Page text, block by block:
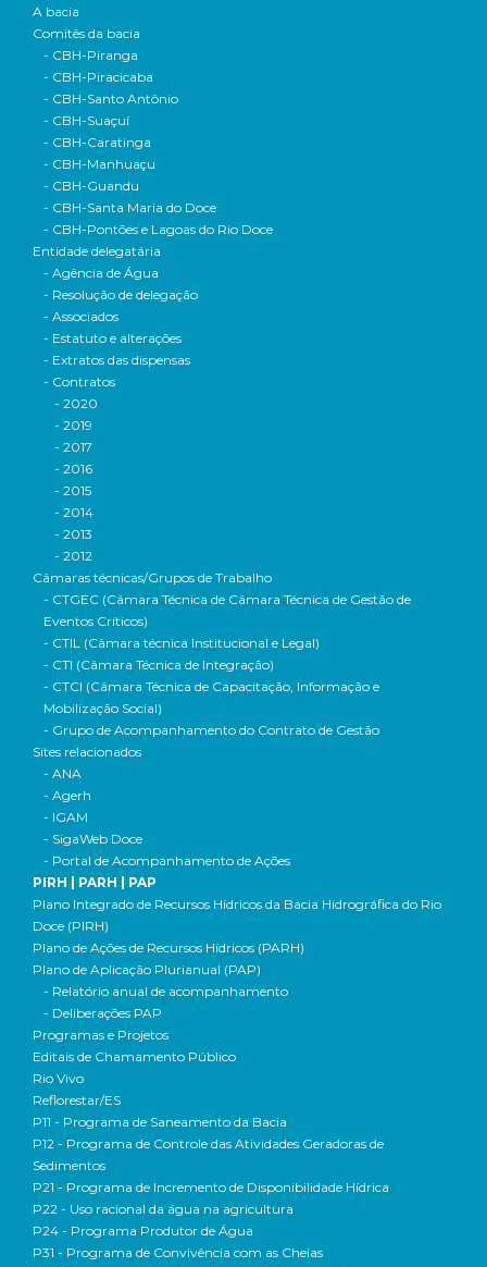
A bacia
Comitês da bacia
- CBH-Piranga
- CBH-Piracicaba
- CBH-Santo Antônio
- CBH-Suaçuí
- CBH-Caratinga
- CBH-Manhuaçu
- CBH-Guandu
- CBH-Santa Maria do Doce
- CBH-Pontões e Lagoas do Rio Doce
Entidade delegatária
- Agência de Água
- Resolução de delegação
- Associados
- Estatuto e alterações
- Extratos das dispensas
- Contratos
- 2020
- 2019
- 2017
- 2016
- 2015
- 2014
- 2013
- 2012
Câmaras técnicas/Grupos de Trabalho
- CTGEC (Câmara Técnica de Câmara Técnica de Gestão de
Eventos Críticos)
- CTIL (Câmara técnica Institucional e Legal)
- CTI (Câmara Técnica de Integração)
- CTCI (Câmara Técnica de Capacitação, Informação e
Mobilização Social)
- Grupo de Acompanhamento do Contrato de Gestão
Sites relacionados
- ANA
- Agerh
- IGAM
- SigaWeb Doce
- Portal de Acompanhamento de Ações
PIRH | PARH | PAP
Plano Integrado de Recursos Hídricos da Bacia Hidrográfica do Rio
Doce (PIRH)
Plano de Ações de Recursos Hídricos (PARH)
Plano de Aplicação Plurianual (PAP)
- Relatório anual de acompanhamento
- Deliberações PAP
Programas e Projetos
Editais de Chamamento Público
Rio Vivo
Reflorestar/ES
P11 - Programa de Saneamento da Bacia
P12 - Programa de Controle das Atividades Geradoras de
Sedimentos
P21 - Programa de Incremento de Disponibilidade Hídrica
P22 - Uso racional da água na agricultura
P24 - Programa Produtor de Água
P31 - Programa de Convivência com as Cheias